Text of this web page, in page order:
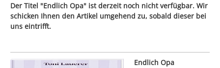
Der Titel "Endlich Opa" ist derzeit noch nicht verfügbar. Wir
schicken Ihnen den Artikel umgehend zu, sobald dieser bei
uns eintrifft.
Endlich Opa